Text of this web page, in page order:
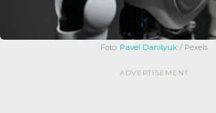
Foto: Pavel Danilyuk / Pexels